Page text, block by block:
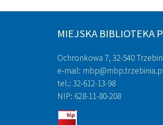
MIEJSKA BIBLIOTEKA
Ochronkowa 7, 32-540
e-mail:
tel.: 32-612-13-98
NIP: 628-11-80-208